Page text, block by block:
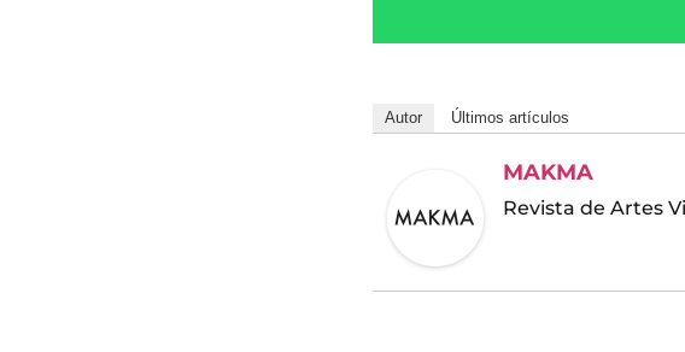
Autor Últimos artículos
MAKMA
Revista de Artes